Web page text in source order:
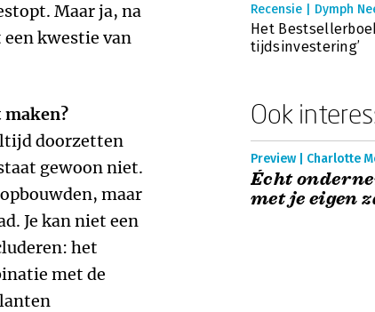
Maar ja, na
een kwestie van
maken?
doorzetten
gewoon niet.
maar
Je kan niet een
het
met de
Recensie | Dymph
Het
tijdsinvestering’
Ook
Preview | Charlotte
Écht
met je eigen